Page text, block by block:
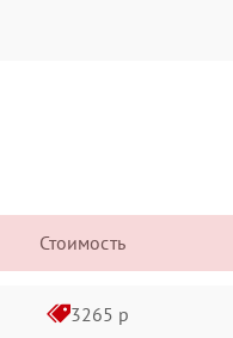
Стоимость
3265 р